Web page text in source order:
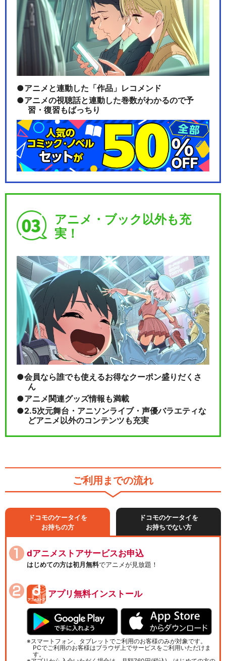
アニメと連動した「作品」レコメンド
アニメの視聴話と連動した巻数がわかるので予
習・復習もばっちり
アニメ・ブック以外も充
実！
会員なら誰でも使えるお得なクーポン盛りだくさ
ん
アニメ関連グッズ情報も満載
2.5次元舞台・アニソンライブ・声優バラエティな
どアニメ以外のコンテンツも充実
ご利用までの流れ
ドコモのケータイを
お持ちの方
ドコモのケータイを
お持ちでない方
dアニメストアサービスお申込
はじめての方は初月無料でアニメが見放題！
アプリ無料インストール
スマートフォン、タブレットでご利用のお客様のみが対象です。
PCでご利用のお客様はブラウザ上でサービスをご利用いただけま
す。